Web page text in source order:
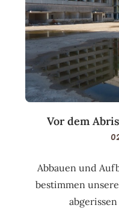
Vor dem
Abbauen und
bestimmen